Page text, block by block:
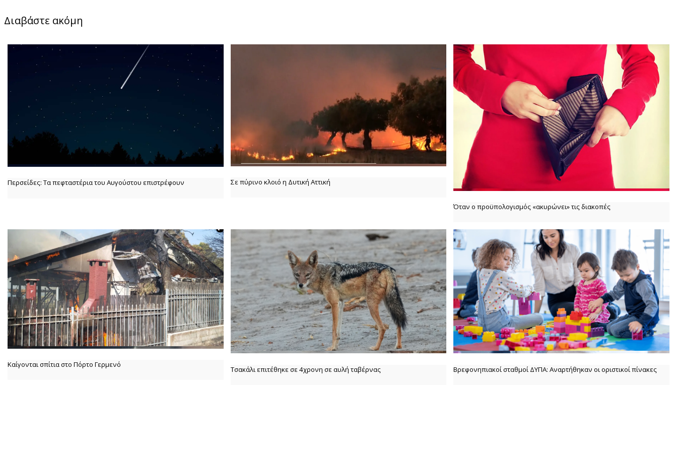
Διαβάστε ακόμη
Περσείδες: Τα πεφταστέρια του Αυγούστου επιστρέφουν Σε πύρινο κλοιό η Δυτική Αττική
Όταν ο προϋπολογισμός «ακυρώνει» τις διακοπές
Καίγονται σπίτια στο Πόρτο Γερμενό
Τσακάλι επιτέθηκε σε 4χρονη σε αυλή ταβέρνας Βρεφονηπιακοί σταθμοί ΔΥΠΑ: Αναρτήθηκαν οι οριστικοί πίνακες